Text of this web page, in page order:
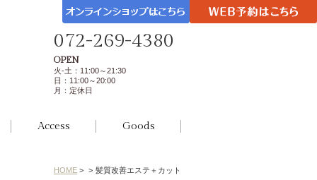
072-269-4380
OPEN
火-土：11:00～21:30
日：11:00～20:00
月：定休日
Access Goods
HOME > > 髪質改善エステ＋カット